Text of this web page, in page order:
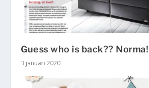
Guess who is back?? Norma!
3 januari 2020